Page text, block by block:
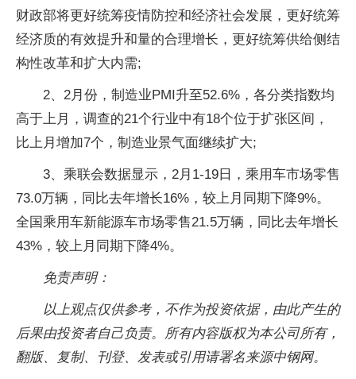
财政部将更好统筹疫情防控和经济社会发展，更好统筹
经济质的有效提升和量的合理增长，更好统筹供给侧结
构性改革和扩大内需;
2、2月份，制造业PMI升至52.6%，各分类指数均
高于上月，调查的21个行业中有18个位于扩张区间，
比上月增加7个，制造业景气面继续扩大;
3、乘联会数据显示，2月1-19日，乘用车市场零售
73.0万辆，同比去年增长16%，较上月同期下降9%。
全国乘用车新能源车市场零售21.5万辆，同比去年增长
43%，较上月同期下降4%。
免责声明：
以上观点仅供参考，不作为投资依据，由此产生的
后果由投资者自己负责。所有内容版权为本公司所有，
翻版、复制、刊登、发表或引用请署名来源中钢网。